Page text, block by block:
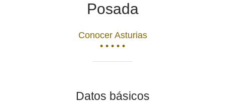
Posada
Conocer Asturias
• • • • •
Datos básicos